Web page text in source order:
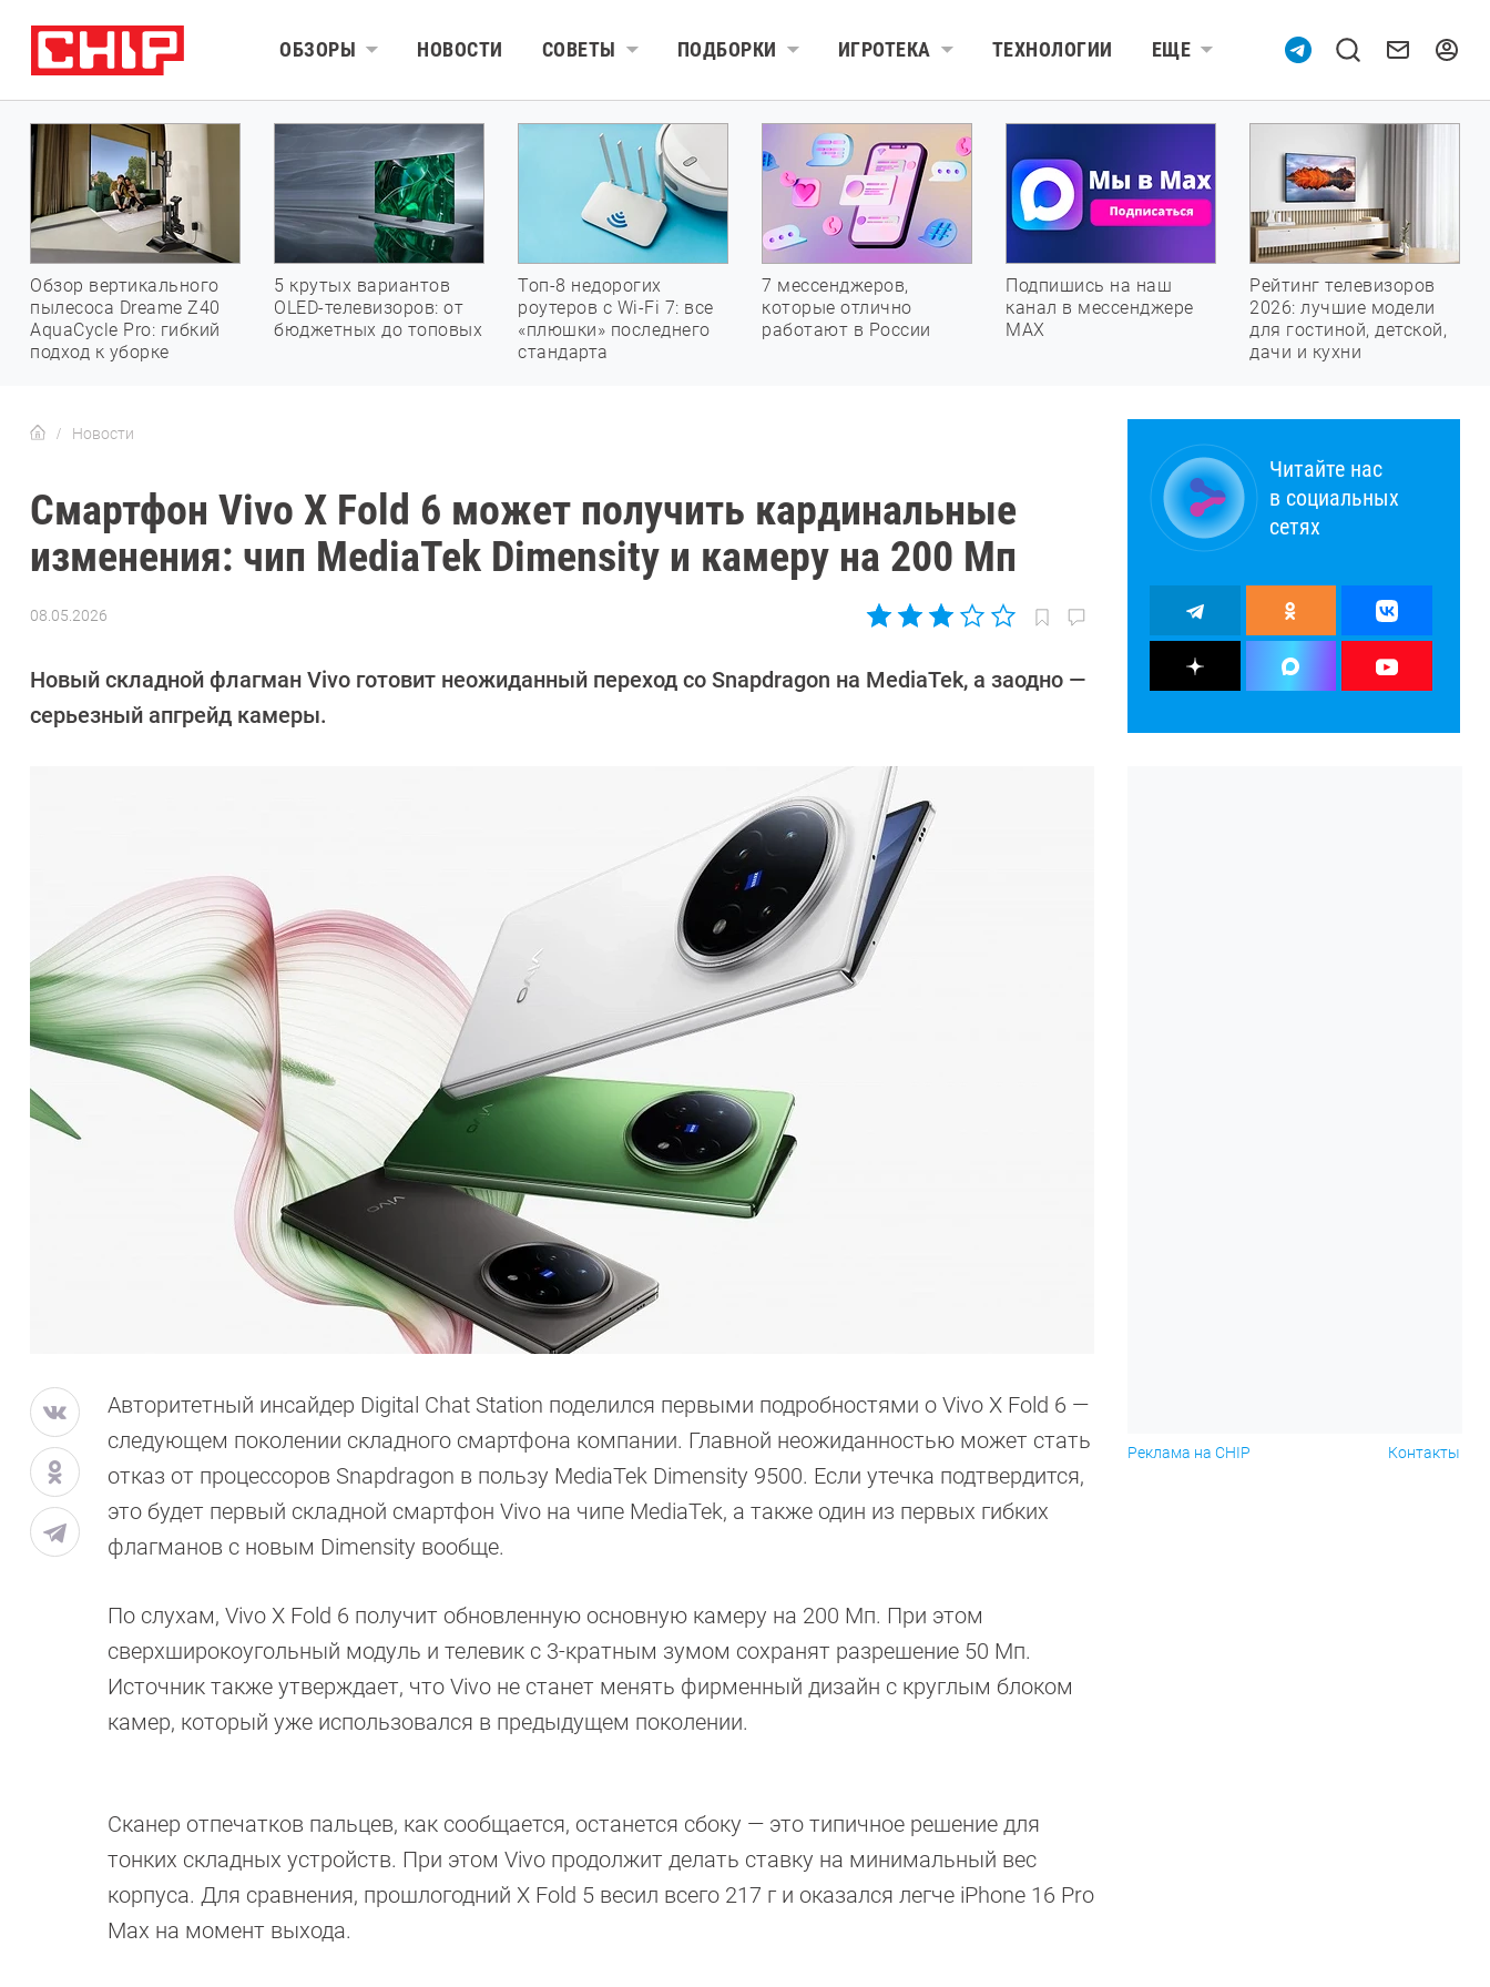
ОБЗОРЫ НОВОСТИ СОВЕТЫ ПОДБОРКИ ИГРОТЕКА ТЕХНОЛОГИИ ЕЩЕ
Обзор вертикального
пылесоса Dreame Z40
AquaCycle Pro: гибкий
подход к уборке
5 крутых вариантов
OLED-телевизоров: от
бюджетных до топовых
Топ-8 недорогих
роутеров с Wi-Fi 7: все
«плюшки» последнего
стандарта
7 мессенджеров,
которые отлично
работают в России
Подпишись на наш
канал в мессенджере
МАХ
Рейтинг телевизоров
2026: лучшие модели
для гостиной, детской,
дачи и кухни
Новости
Смартфон Vivo X Fold 6 может получить кардинальные
изменения: чип MediaTek Dimensity и камеру на 200 Мп
08.05.2026
Довлатова
Новый складной флагман Vivo готовит неожиданный переход со Snapdragon на MediaTek, а заодно —
серьезный апгрейд камеры.
Авторитетный инсайдер Digital Chat Station поделился первыми подробностями о Vivo X Fold 6 —
следующем поколении складного смартфона компании. Главной неожиданностью может стать
отказ от процессоров Snapdragon в пользу MediaTek Dimensity 9500. Если утечка подтвердится,
это будет первый складной смартфон Vivo на чипе MediaTek, а также один из первых гибких
флагманов с новым Dimensity вообще.
По слухам, Vivo X Fold 6 получит обновленную основную камеру на 200 Мп. При этом
сверхширокоугольный модуль и телевик с 3-кратным зумом сохранят разрешение 50 Мп.
Источник также утверждает, что Vivo не станет менять фирменный дизайн с круглым блоком
камер, который уже использовался в предыдущем поколении.
Сканер отпечатков пальцев, как сообщается, останется сбоку — это типичное решение для
тонких складных устройств. При этом Vivo продолжит делать ставку на минимальный вес
корпуса. Для сравнения, прошлогодний X Fold 5 весил всего 217 г и оказался легче iPhone 16 Pro
Max на момент выхода.
Читайте нас
в социальных
сетях
Реклама на CHIP Контакты